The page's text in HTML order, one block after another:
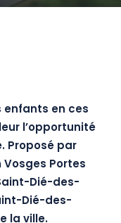
enfants en ces
l’opportunité
Proposé par
Portes
Dié-des-
Dié-des-